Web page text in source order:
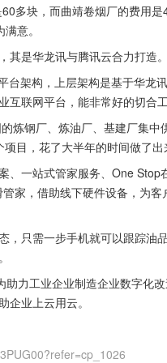
多块，而曲靖卷烟厂的费用
意。
是华龙讯与腾讯云合力打造。
架构，上层架构是基于华龙
联网平台，能非常好的切合
炼钢厂、炼油厂、基建厂集
目，花了大半年的时间做了出
、一站式管家服务、One
家，借助线下硬件设备，为
，只需一步手机就可以跟踪油
助力工业企业制造企业数字化
业上云用云。